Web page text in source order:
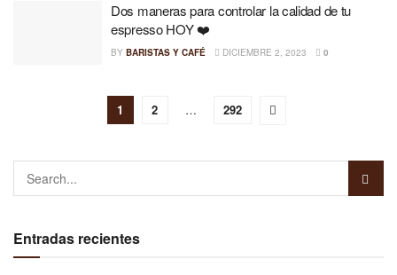
Dos maneras para controlar la calidad de tu
espresso HOY ❤️
BY BARISTAS Y CAFÉ DICIEMBRE 2, 2023 0
1 2 … 292
Entradas recientes